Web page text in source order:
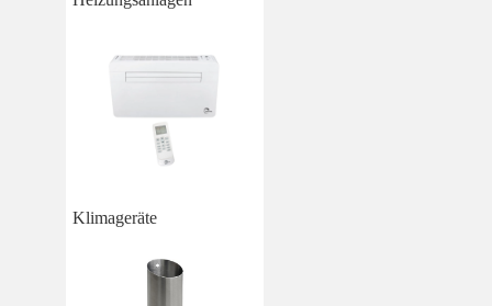
Klimageräte